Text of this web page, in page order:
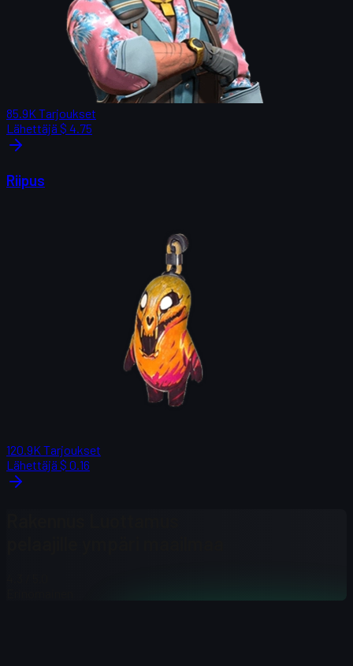
85.9KTarjoukset
Lähettäjä $ 4.75
Riipus
120.9KTarjoukset
Lähettäjä $ 0.16